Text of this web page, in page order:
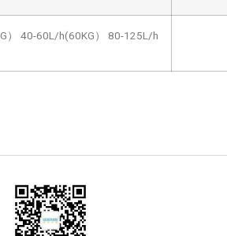
） 40-60L/h(60KG） 80-125L/h